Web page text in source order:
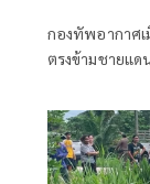
กองทัพอากาศเ
ตรงข้ามชายแ